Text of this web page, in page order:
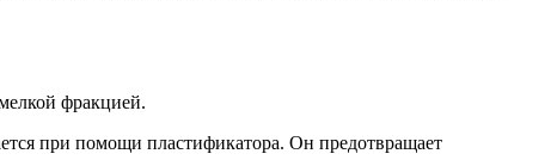
фракцией.
при помощи пластификатора. Он предотвращает